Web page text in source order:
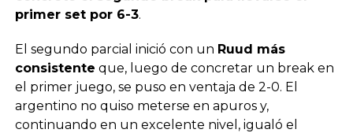
primer set por 6-3.
El segundo parcial inició con un Ruud más
consistente que, luego de concretar un break en
el primer juego, se puso en ventaja de 2-0. El
argentino no quiso meterse en apuros y,
continuando en un excelente nivel, igualó el